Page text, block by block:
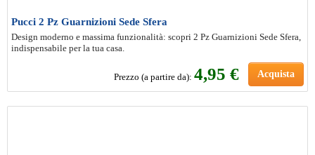
Pucci 2 Pz Guarnizioni Sede Sfera
Design moderno e massima funzionalità: scopri 2 Pz Guarnizioni Sede Sfera,
indispensabile per la tua casa.
Prezzo (a partire da): 4,95 € Acquista